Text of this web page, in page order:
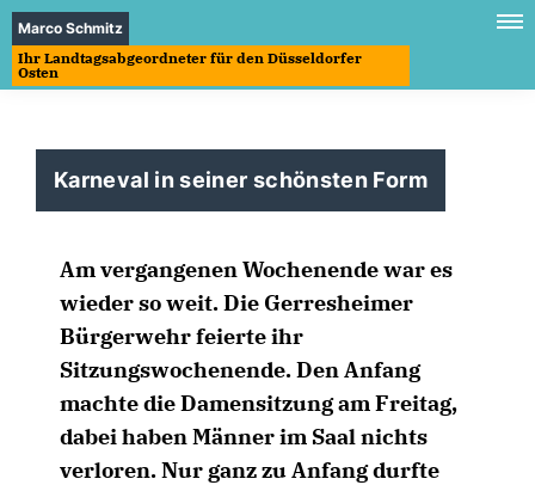
Marco Schmitz
Ihr Landtagsabgeordneter für den Düsseldorfer
Osten
Karneval in seiner schönsten Form
Am vergangenen Wochenende war es
wieder so weit. Die Gerresheimer
Bürgerwehr feierte ihr
Sitzungswochenende. Den Anfang
machte die Damensitzung am Freitag,
dabei haben Männer im Saal nichts
verloren. Nur ganz zu Anfang durfte